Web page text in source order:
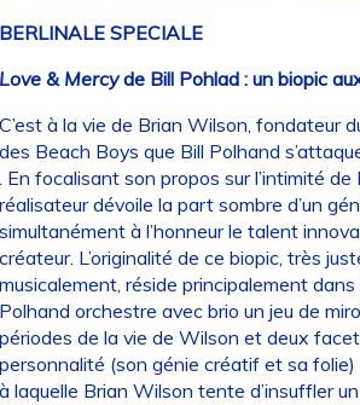
SPECIALE
& Mercy de Bill Pohlad : un biopic
à la vie de Brian Wilson, fondateur
Beach Boys que Bill Polhand
En focalisant son propos sur l’intimité de
dévoile la part sombre d’un
à l’honneur le talent
L’originalité de ce biopic, très
réside principalement
orchestre avec brio un jeu de
de la vie de Wilson et deux
(son génie créatif et sa folie) :
laquelle Brian Wilson tente d’insuffler